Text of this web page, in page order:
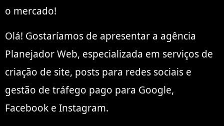
o mercado!
Olá! Gostaríamos de apresentar a agência
Planejador Web, especializada em serviços de
criação de site, posts para redes sociais e
gestão de tráfego pago para Google,
Facebook e Instagram.